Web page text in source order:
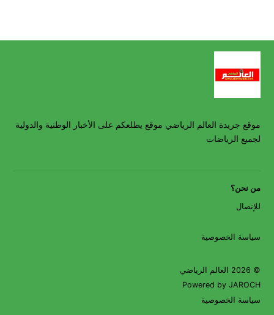
موقع جريدة العالم الرياضي موقع يطلعكم على الأخبار الوطنية والدولية
لجميع الرياضات
من نحن؟
للإتصال
سياسة الخصوصية
© 2026 العالم الرياضي
Powered by JAROCH
سياسة الخصوصية